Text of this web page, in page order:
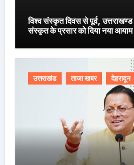
विश्व संस्कृत दिवस से पूर्व,
संस्कृत के प्रसार को दिया नया
उत्तराखंड ताजा खबर देहरादून